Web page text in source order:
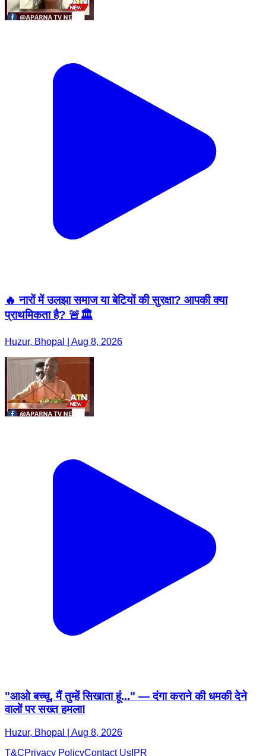
🔥 नारों में उलझा समाज या बेटियों की सुरक्षा? आपकी क्या
प्राथमिकता है? 🚨🏛️
Huzur, Bhopal | Aug 8, 2026
"आओ बच्चू, मैं तुम्हें सिखाता हूं..." — दंगा कराने की धमकी देने
वालों पर सख्त हमला!
Huzur, Bhopal | Aug 8, 2026
T&CPrivacy PolicyContact Us IPR